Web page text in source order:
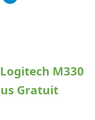
M330
Gratuit